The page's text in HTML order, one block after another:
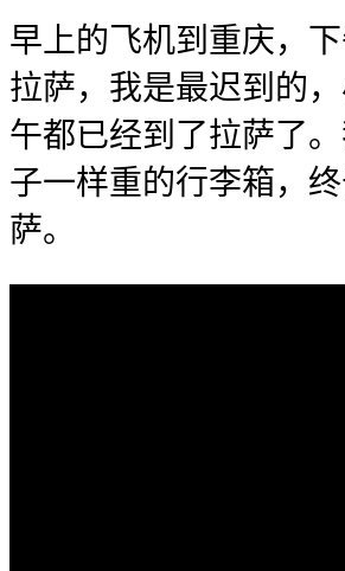
早上的飞机到重庆，
拉萨，我是最迟到的
午都已经到了拉萨了
子一样重的行李箱，
萨。